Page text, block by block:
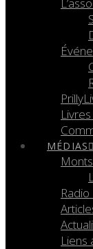
MÉDIAS
Liens